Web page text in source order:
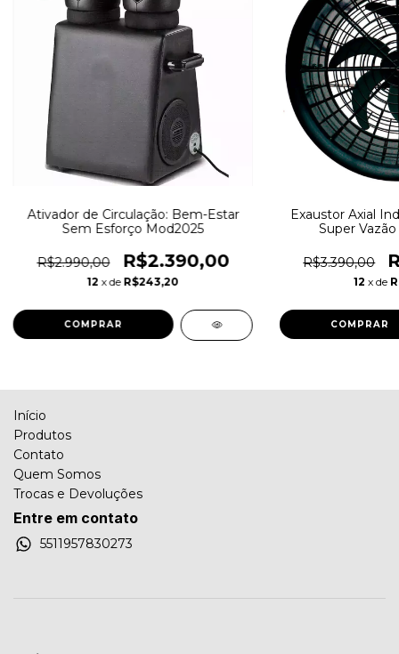
Ativador de Circulação: Bem-Estar
Sem Esforço Mod2025
R$2.990,00 R$2.390,00
12 x de R$243,20
COMPRAR
Exaustor Axial
Super
R$3.390,00
12 x de
COMPRAR
Início
Produtos
Contato
Quem Somos
Trocas e Devoluções
Entre em contato
5511957830273